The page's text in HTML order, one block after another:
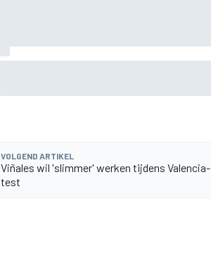
VOLGEND ARTIKEL
Viñales wil 'slimmer' werken tijdens Valencia-
test